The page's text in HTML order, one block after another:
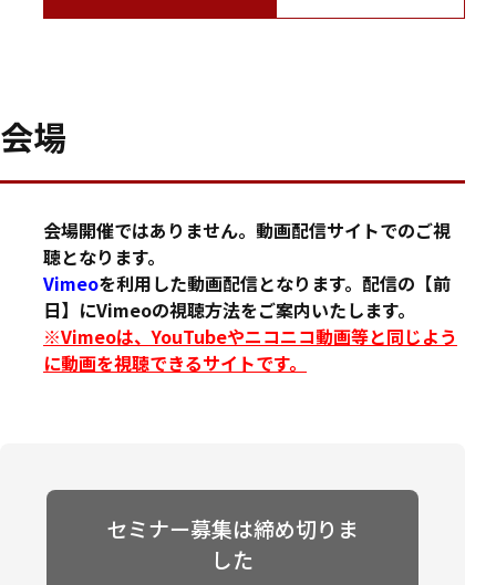
会場
会場開催ではありません。動画配信サイトでのご視
聴となります。
Vimeoを利用した動画配信となります。配信の【前
日】にVimeoの視聴方法をご案内いたします。
※Vimeoは、YouTubeやニコニコ動画等と同じよう
に動画を視聴できるサイトです。
セミナー募集は締め切りま
した